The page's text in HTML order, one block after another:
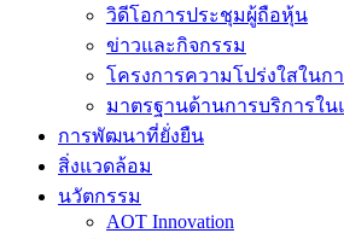
วิดีโอการประชุมผู้ถือหุ้น
ข่าวและกิจกรรม
โครงการความโปร่งใสในก
มาตรฐานด้านการบริการในแ
การพัฒนาที่ยั่งยืน
สิ่งแวดล้อม
นวัตกรรม
AOT Innovation